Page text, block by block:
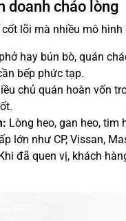
doanh cháo lòng
lõi mà nhiều mô
hay bún bò, quán
bếp phức tạp.
chủ quán hoàn vốn
Lòng heo, gan heo,
lớn như CP, Vissan,
đã quen vị, khách